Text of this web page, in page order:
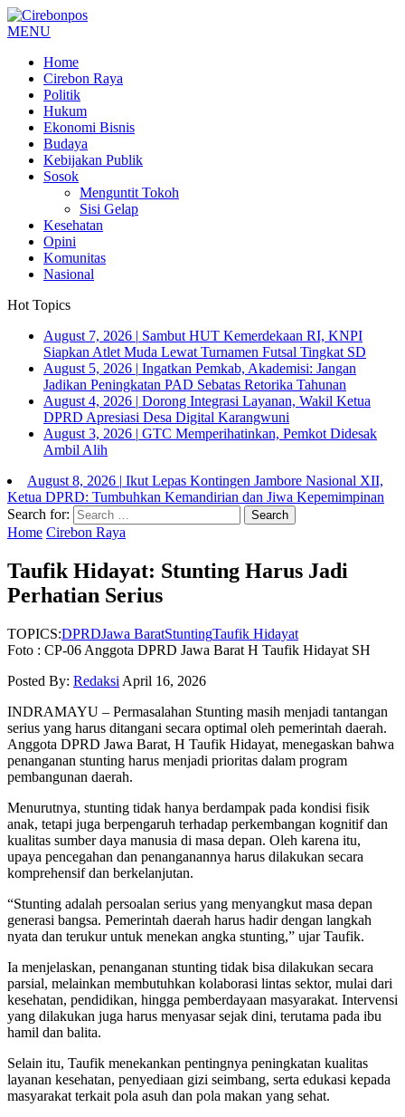
MENU
Home
Cirebon Raya
Politik
Hukum
Ekonomi Bisnis
Budaya
Kebijakan Publik
Sosok
Menguntit Tokoh
Sisi Gelap
Kesehatan
Opini
Komunitas
Nasional
Hot Topics
August 7, 2026 | Sambut HUT Kemerdekaan RI, KNPI
Siapkan Atlet Muda Lewat Turnamen Futsal Tingkat SD
August 5, 2026 | Ingatkan Pemkab, Akademisi: Jangan
Jadikan Peningkatan PAD Sebatas Retorika Tahunan
August 4, 2026 | Dorong Integrasi Layanan, Wakil Ketua
DPRD Apresiasi Desa Digital Karangwuni
August 3, 2026 | GTC Memperihatinkan, Pemkot Didesak
Ambil Alih
August 8, 2026 | Ikut Lepas Kontingen Jambore Nasional XII,
Ketua DPRD: Tumbuhkan Kemandirian dan Jiwa Kepemimpinan
Search for:
Home Cirebon Raya
Taufik Hidayat: Stunting Harus Jadi
Perhatian Serius
TOPICS:DPRDJawa BaratStuntingTaufik Hidayat
Foto : CP-06 Anggota DPRD Jawa Barat H Taufik Hidayat SH
Posted By: Redaksi April 16, 2026
INDRAMAYU – Permasalahan Stunting masih menjadi tantangan
serius yang harus ditangani secara optimal oleh pemerintah daerah.
Anggota DPRD Jawa Barat, H Taufik Hidayat, menegaskan bahwa
penanganan stunting harus menjadi prioritas dalam program
pembangunan daerah.
Menurutnya, stunting tidak hanya berdampak pada kondisi fisik
anak, tetapi juga berpengaruh terhadap perkembangan kognitif dan
kualitas sumber daya manusia di masa depan. Oleh karena itu,
upaya pencegahan dan penanganannya harus dilakukan secara
komprehensif dan berkelanjutan.
“Stunting adalah persoalan serius yang menyangkut masa depan
generasi bangsa. Pemerintah daerah harus hadir dengan langkah
nyata dan terukur untuk menekan angka stunting,” ujar Taufik.
Ia menjelaskan, penanganan stunting tidak bisa dilakukan secara
parsial, melainkan membutuhkan kolaborasi lintas sektor, mulai dari
kesehatan, pendidikan, hingga pemberdayaan masyarakat. Intervensi
yang dilakukan juga harus menyasar sejak dini, terutama pada ibu
hamil dan balita.
Selain itu, Taufik menekankan pentingnya peningkatan kualitas
layanan kesehatan, penyediaan gizi seimbang, serta edukasi kepada
masyarakat terkait pola asuh dan pola makan yang sehat.